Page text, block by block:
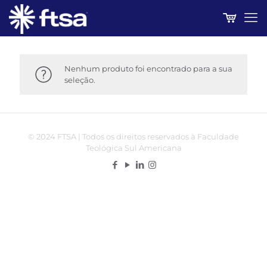
Nenhum produto foi encontrado para a sua
seleção.
© 2024 FTSA | Todos os direitos reservados à Faculdade
Teológica Sul Americana